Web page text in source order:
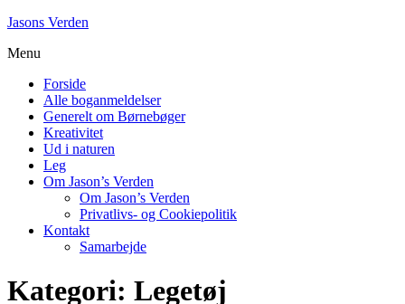
Skip
content
Jasons Verden
Menu
Forside
Alle boganmeldelser
Generelt om Børnebøger
Kreativitet
Ud i naturen
Leg
Om Jason’s Verden
Om Jason’s Verden
Privatlivs- og Cookiepolitik
Kontakt
Samarbejde
Kategori: Legetøj